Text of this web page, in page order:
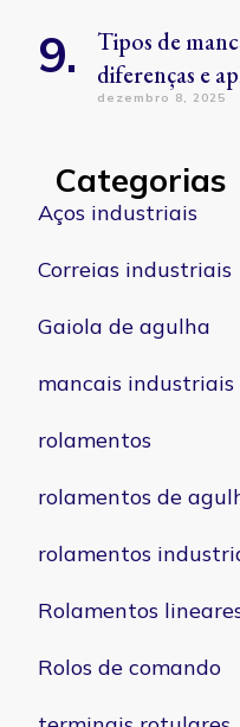
Tipos de
diferenças e
dezembro 8, 2025
Categorias
Aços industriais
Correias industriais
Gaiola de agulha
mancais industriais
rolamentos
rolamentos de
rolamentos
Rolamentos
Rolos de comando